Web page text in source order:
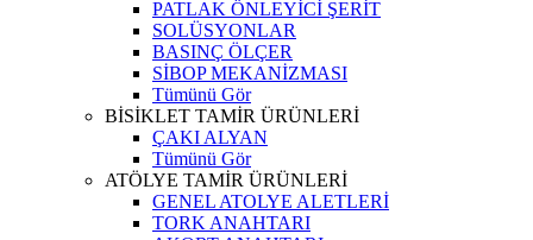
PATLAK ÖNLEYİCİ ŞERİT
SOLÜSYONLAR
BASINÇ ÖLÇER
SİBOP MEKANİZMASI
Tümünü Gör
BİSİKLET TAMİR ÜRÜNLERİ
ÇAKI ALYAN
Tümünü Gör
ATÖLYE TAMİR ÜRÜNLERİ
GENEL ATOLYE ALETLERİ
TORK ANAHTARI